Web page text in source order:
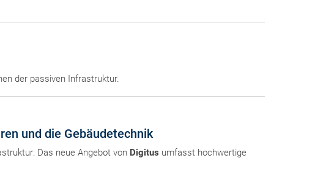
der passiven Infrastruktur.
und die Gebäudetechnik
Das neue Angebot von Digitus umfasst hochwertige